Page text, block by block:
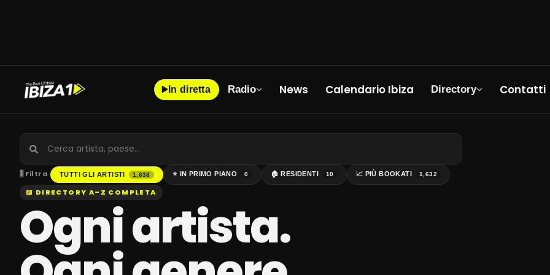
In diretta Radio News Calendario Ibiza Directory Contatti
🎚 Filtra TUTTI GLI ARTISTI 1,638 ⭐ IN PRIMO PIANO 0 🏠RESIDENTI 10 📈 PIÙ BOOKATI 1,632
📖 DIRECTORY A–Z COMPLETA
Ogni artista.